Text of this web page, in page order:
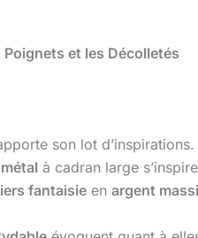
Poignets et les Décolletés
son lot d’inspirations.
à cadran large
fantaisie en argent